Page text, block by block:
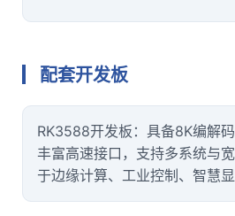
配套开发板
RK3588开发板：具备8K编解
丰富高速接口，支持多系统与
于边缘计算、工业控制、智慧显